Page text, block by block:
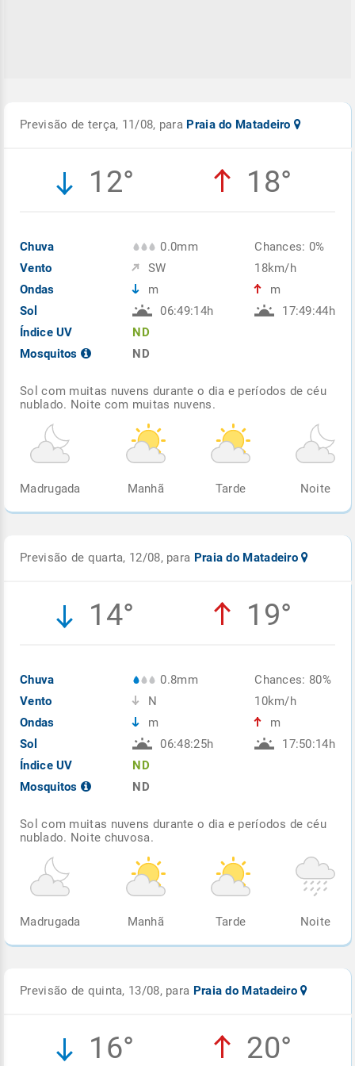
Previsão de terça, 11/08, para Praia do Matadeiro
12° 18°
Chuva
Vento
Ondas
Sol
Índice UV
Mosquitos
0.0mm
SW
m
06:49:14h
ND
ND
Chances: 0%
18km/h
m
17:49:44h
Sol com muitas nuvens durante o dia e períodos de céu
nublado. Noite com muitas nuvens.
Madrugada Manhã Tarde Noite
Previsão de quarta, 12/08, para Praia do Matadeiro
14° 19°
Chuva
Vento
Ondas
Sol
Índice UV
Mosquitos
0.8mm
N
m
06:48:25h
ND
ND
Chances: 80%
10km/h
m
17:50:14h
Sol com muitas nuvens durante o dia e períodos de céu
nublado. Noite chuvosa.
Madrugada Manhã Tarde Noite
Previsão de quinta, 13/08, para Praia do Matadeiro
16° 20°